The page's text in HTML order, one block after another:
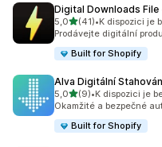
Digital Downloads File
5,0z 5 hvězd
(41)
Celkový počet recenzí: 41
•K dispozici je
Prodávejte digitální
Built for Shopify
Alva Digitální
5,0z 5 hvězd
(9)
Celkový počet recenzí: 9
•K dispozici je
Okamžité a bezpečné
Built for Shopify